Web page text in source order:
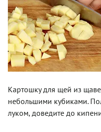
Картошку для щей из
небольшими кубиками.
луком, доведите до